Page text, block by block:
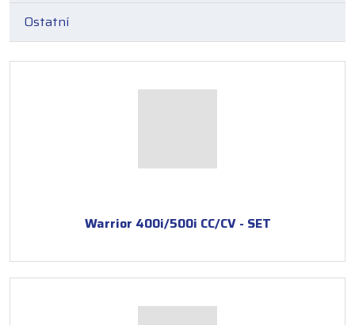
Ostatní
Warrior 400i/500i CC/CV - SET